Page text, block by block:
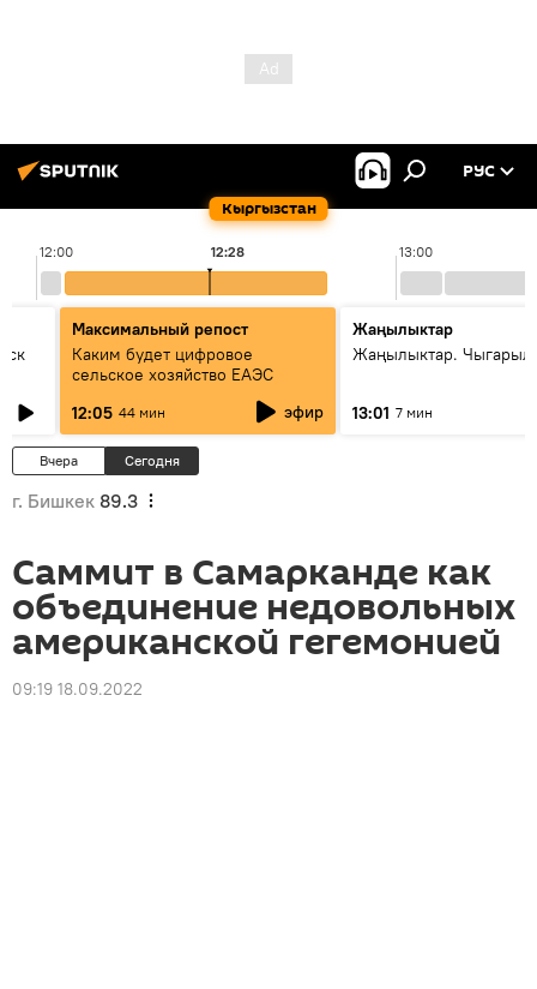
Кыргызстан
РУС
12:00 13:00
12:28
Максимальный репост
Каким будет цифровое
сельское хозяйство ЕАЭС
12:05 44 мин эфир
Жаңылыктар
Жаңылыктар.
13:01 7 мин
Вчера Сегодня
г. Бишкек 89.3
Саммит в Самарканде как
объединение недовольных
американской гегемонией
09:19 18.09.2022